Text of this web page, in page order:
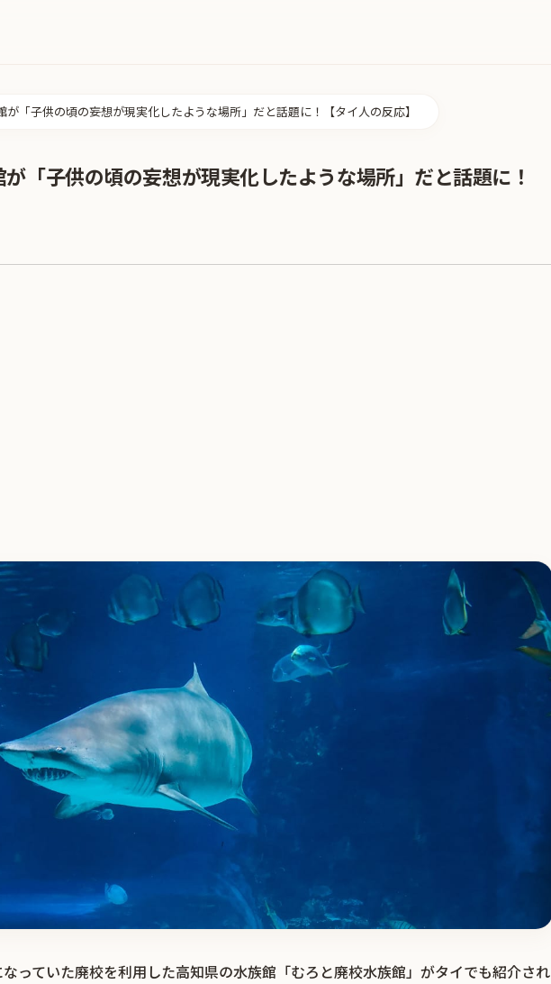
が「子供の頃の妄想が現実化したような場所」だと話題に！【タイ人の反応】
「子供の頃の妄想が現実化したような場所」だと話題に！
っていた廃校を利用した高知県の水族館「むろと廃校水族館」がタイでも紹介され